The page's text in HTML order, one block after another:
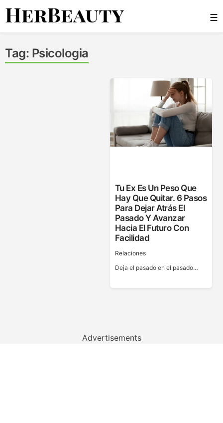
Skip
☰
Tag: Psicologia
Tu Ex Es Un Peso Que
Hay Que Quitar. 6 Pasos
Para Dejar Atrás El
Pasado Y Avanzar
Hacia El Futuro Con
Facilidad
Relaciones
Deja el pasado en el pasado…
Advertisements